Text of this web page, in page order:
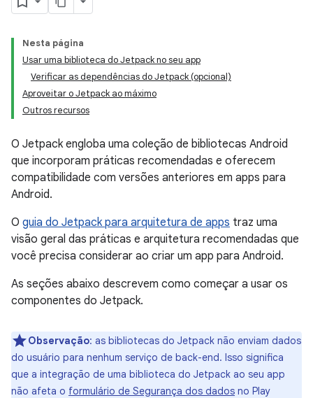
Nesta página
Usar uma biblioteca do Jetpack no seu app
Verificar as dependências do Jetpack (opcional)
Aproveitar o Jetpack ao máximo
Outros recursos
O Jetpack engloba uma coleção de bibliotecas Android
que incorporam práticas recomendadas e oferecem
compatibilidade com versões anteriores em apps para
Android.
O guia do Jetpack para arquitetura de apps traz uma
visão geral das práticas e arquitetura recomendadas que
você precisa considerar ao criar um app para Android.
As seções abaixo descrevem como começar a usar os
componentes do Jetpack.
Observação: as bibliotecas do Jetpack não enviam dados
do usuário para nenhum serviço de back-end. Isso significa
que a integração de uma biblioteca do Jetpack ao seu app
não afeta o formulário de Segurança dos dados no Play